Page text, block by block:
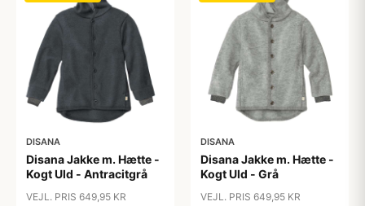
DISANA
Disana Jakke m. Hætte -
Kogt Uld - Antracitgrå
VEJL. PRIS 649,95 KR
DISANA
Disana Jakke m. Hætte -
Kogt Uld - Grå
VEJL. PRIS 649,95 KR